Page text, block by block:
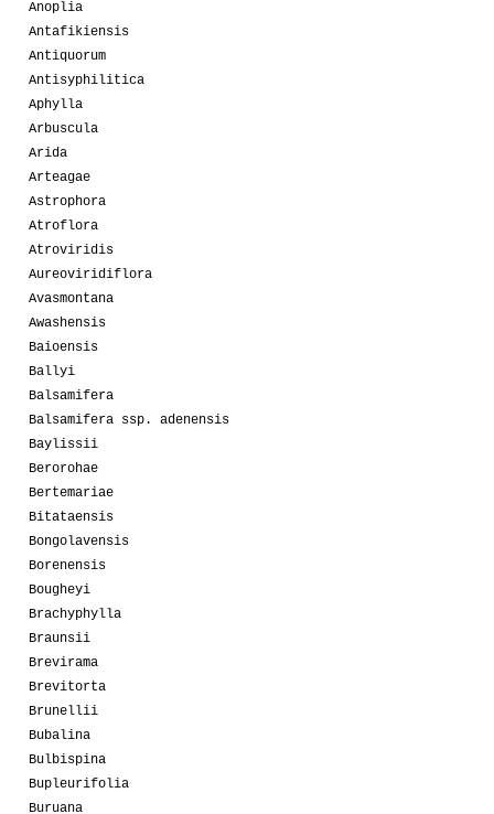
Anoplia
Antafikiensis
Antiquorum
Antisyphilitica
Aphylla
Arbuscula
Arida
Arteagae
Astrophora
Atroflora
Atroviridis
Aureoviridiflora
Avasmontana
Awashensis
Baioensis
Ballyi
Balsamifera
Balsamifera ssp. adenensis
Baylissii
Berorohae
Bertemariae
Bitataensis
Bongolavensis
Borenensis
Bougheyi
Brachyphylla
Braunsii
Brevirama
Brevitorta
Brunellii
Bubalina
Bulbispina
Bupleurifolia
Buruana